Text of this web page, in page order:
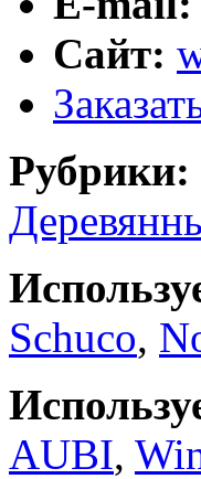
Сайт:
Рубрики:
Schuco,
AUBI,